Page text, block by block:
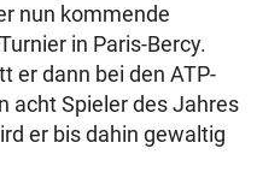
nun kommende
in Paris-Bercy.
er dann bei den ATP-
acht Spieler des Jahres
er bis dahin gewaltig